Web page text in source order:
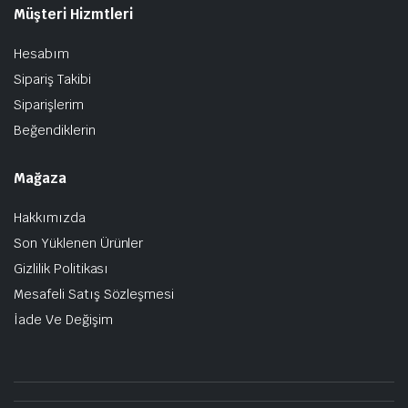
Müşteri Hizmtleri
Hesabım
Sipariş Takibi
Siparişlerim
Beğendiklerin
Mağaza
Hakkımızda
Son Yüklenen Ürünler
Gizlilik Politikası
Mesafeli Satış Sözleşmesi
İade Ve Değişim